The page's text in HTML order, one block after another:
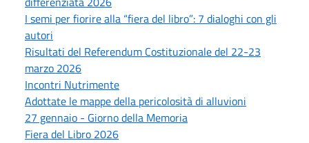
I semi per fiorire alla “fiera del libro”: 7 dialoghi con gli
autori
Risultati del Referendum Costituzionale del 22-23
marzo 2026
Incontri Nutrimente
Adottate le mappe della pericolosità di alluvioni
27 gennaio - Giorno della Memoria
Fiera del Libro 2026